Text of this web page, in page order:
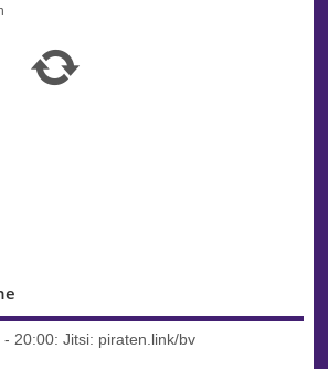
- 20:00: Jitsi: piraten.link/bv